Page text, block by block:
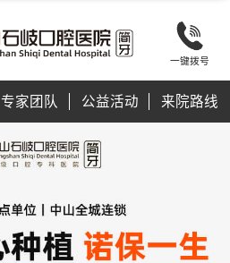
一键拨号
专家团队 公益活动 来院路线